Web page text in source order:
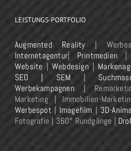
LEISTUNGS-PORTFOLIO
Augmented Reality |
Internetagentur| Printmedien |
Website | Webdesign |
SEO | SEM |
Werbekampagnen |
Marketing | Immobilien-
Werbespot | Imagefilm | 3D-
Fotografie | 360° Rundgänge |